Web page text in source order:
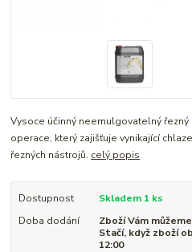
Vysoce účinný neemulgovatelný
operace, který zajišťuje vynikající
řezných nástrojů. celý popis
Dostupnost
Skladem 1 ks
Doba dodání
Zboží Vám
Stačí, když zboží
12:00